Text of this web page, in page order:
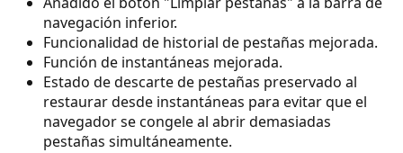
navegación inferior.
Funcionalidad de historial de pestañas mejorada.
Función de instantáneas mejorada.
Estado de descarte de pestañas preservado al
restaurar desde instantáneas para evitar que el
navegador se congele al abrir demasiadas
pestañas simultáneamente.